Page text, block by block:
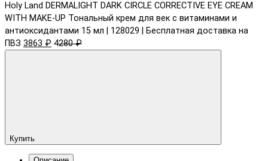
Holy Land DERMALIGHT DARK CIRCLE CORRECTIVE EYE CREAM
WITH MAKE-UP Тональный крем для век с витаминами и
антиоксидантами 15 мл | 128029 | Бесплатная доставка на
ПВЗ 3863 ₽ 4280 ₽
Купить